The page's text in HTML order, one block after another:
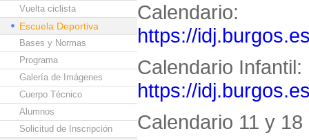
Vuelta ciclista
Escuela Deportiva
Bases y Normas
Programa
Galería de Imágenes
Cuerpo Técnico
Alumnos
Solicitud de Inscripción
Calendario:
https://
Calendario Infantil:
https://
Calendario 11 y